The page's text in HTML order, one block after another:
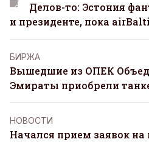
Делов-то: Эстония
и президенте, пока
БИРЖА
Вышедшие из ОПЕК
Эмираты приобрели
НОВОСТИ
Начался прием заявок на